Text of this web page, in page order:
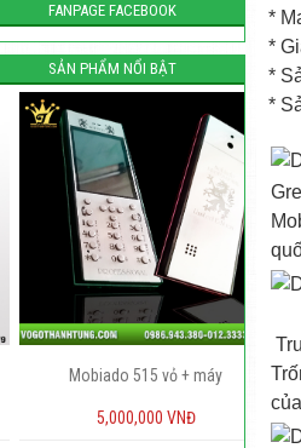
FANPAGE FACEBOOK
SẢN PHẨM NỔI BẬT
Mobiado 515 vỏ + máy
5,000,000 VNĐ
*
*
*
*